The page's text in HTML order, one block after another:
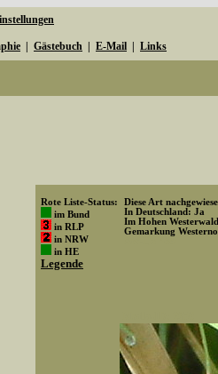
Gästebuch E-Mail Links
Rote Liste-Status:
im Bund
in RLP
in NRW
in HE
Legende
Diese Art
In Deutschland: Ja
Im Hohen
Gemarkung